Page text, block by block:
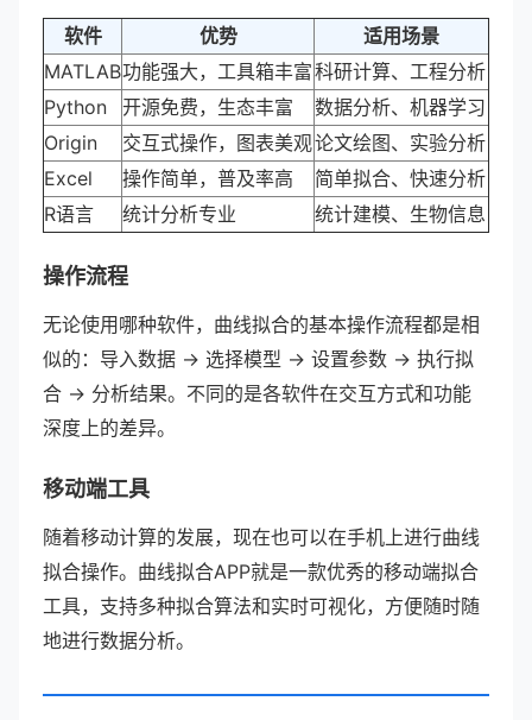
软件 优势
适用场景
MATLAB功能强大，工具箱丰富科研计算、工程分析
Python
开源免费，生态丰富
数据分析、机器学习
Origin
交互式操作，图表美观论文绘图、实验分析
Excel
操作简单，普及率高
简单拟合、快速分析
R语言
统计分析专业 统计建模、生物信息
操作流程
无论使用哪种软件，曲线拟合的基本操作流程都是相
似的：导入数据 → 选择模型 → 设置参数 → 执行拟
合 → 分析结果。不同的是各软件在交互方式和功能
深度上的差异。
移动端工具
随着移动计算的发展，现在也可以在手机上进行曲线
拟合操作。曲线拟合APP就是一款优秀的移动端拟合
工具，支持多种拟合算法和实时可视化，方便随时随
地进行数据分析。